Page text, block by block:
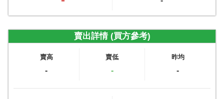
賣出詳情 (買方參考)
賣高
-
賣低
-
昨均
-